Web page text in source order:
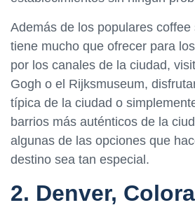
Además de los populares coffee
tiene mucho que ofrecer para
por los canales de la ciudad,
Gogh o el Rijksmuseum,
típica de la ciudad o
barrios más auténticos de la
algunas de las opciones que
destino sea tan especial.
2. Denver,